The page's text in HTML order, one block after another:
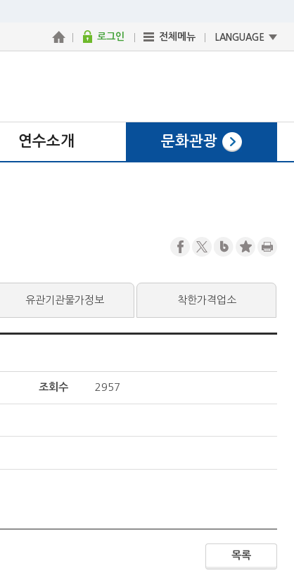
로그인 전체메뉴 LANGUAGE
연수소개 문화관광
유관기관물가정보 착한가격업소
조회수 2957
목록